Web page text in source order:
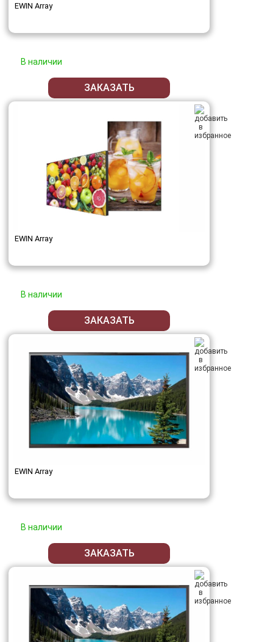
EWIN Array
В наличии
ЗАКАЗАТЬ
EWIN Array
В наличии
ЗАКАЗАТЬ
EWIN Array
В наличии
ЗАКАЗАТЬ